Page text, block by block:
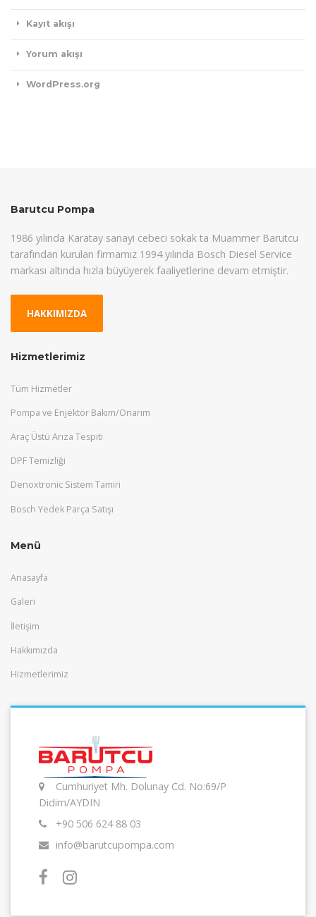
Kayıt akışı
Yorum akışı
WordPress.org
Barutcu Pompa
1986 yılında Karatay sanayi cebeci sokak ta Muammer Barutcu
tarafından kurulan firmamız 1994 yılında Bosch Diesel Service
markası altında hızla büyüyerek faaliyetlerine devam etmiştir.
HAKKIMIZDA
Hizmetlerimiz
Tüm Hizmetler
Pompa ve Enjektör Bakım/Onarım
Araç Üstü Arıza Tespiti
DPF Temizliği
Denoxtronic Sistem Tamiri
Bosch Yedek Parça Satışı
Menü
Anasayfa
Galeri
İletişim
Hakkımızda
Hizmetlerimiz
Cumhuriyet Mh. Dolunay Cd. No:69/P
Didim/AYDIN
+90 506 624 88 03
info@barutcupompa.com